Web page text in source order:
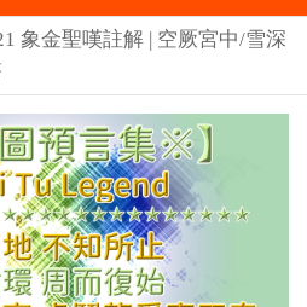
紫薇
君寰
宇傳
奇官
網
彌
賽
個
個
都
是
救
世
主
象金聖嘆註解 | 空厥宮中/雪深